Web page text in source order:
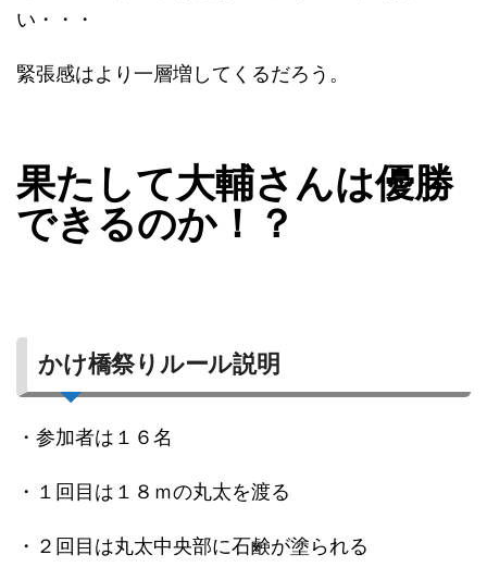
い・・・
緊張感はより一層増してくるだろう。
果たして大輔さんは優勝
できるのか！？
かけ橋祭りルール説明
・参加者は１６名
・１回目は１８ｍの丸太を渡る
・２回目は丸太中央部に石鹸が塗られる